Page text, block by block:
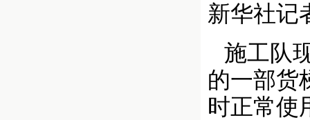
新华社记
施工队
的一部货
时正常使